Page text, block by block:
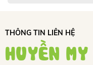
THÔNG TIN LIÊN HỆ
HUYỀN